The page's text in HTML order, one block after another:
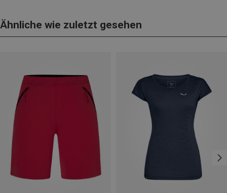
Ähnliche wie zuletzt gesehen